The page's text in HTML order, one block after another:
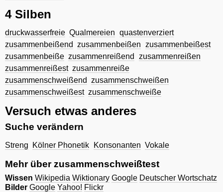
4 Silben
druckwasserfreie Qualmereien quastenverziert
zusammenbeißend
zusammenbeißen zusammenbeißest
zusammenbeiße zusammenreißend
zusammenreißen
zusammenreißest zusammenreiße
zusammenschweißend
zusammenschweißen
zusammenschweißest zusammenschweiße
Versuch etwas anderes
Suche verändern
Streng Kölner Phonetik Konsonanten Vokale
Mehr über zusammenschweißtest
Wissen Wikipedia Wiktionary Google Deutscher Wortschatz
Bilder Google Yahoo! Flickr